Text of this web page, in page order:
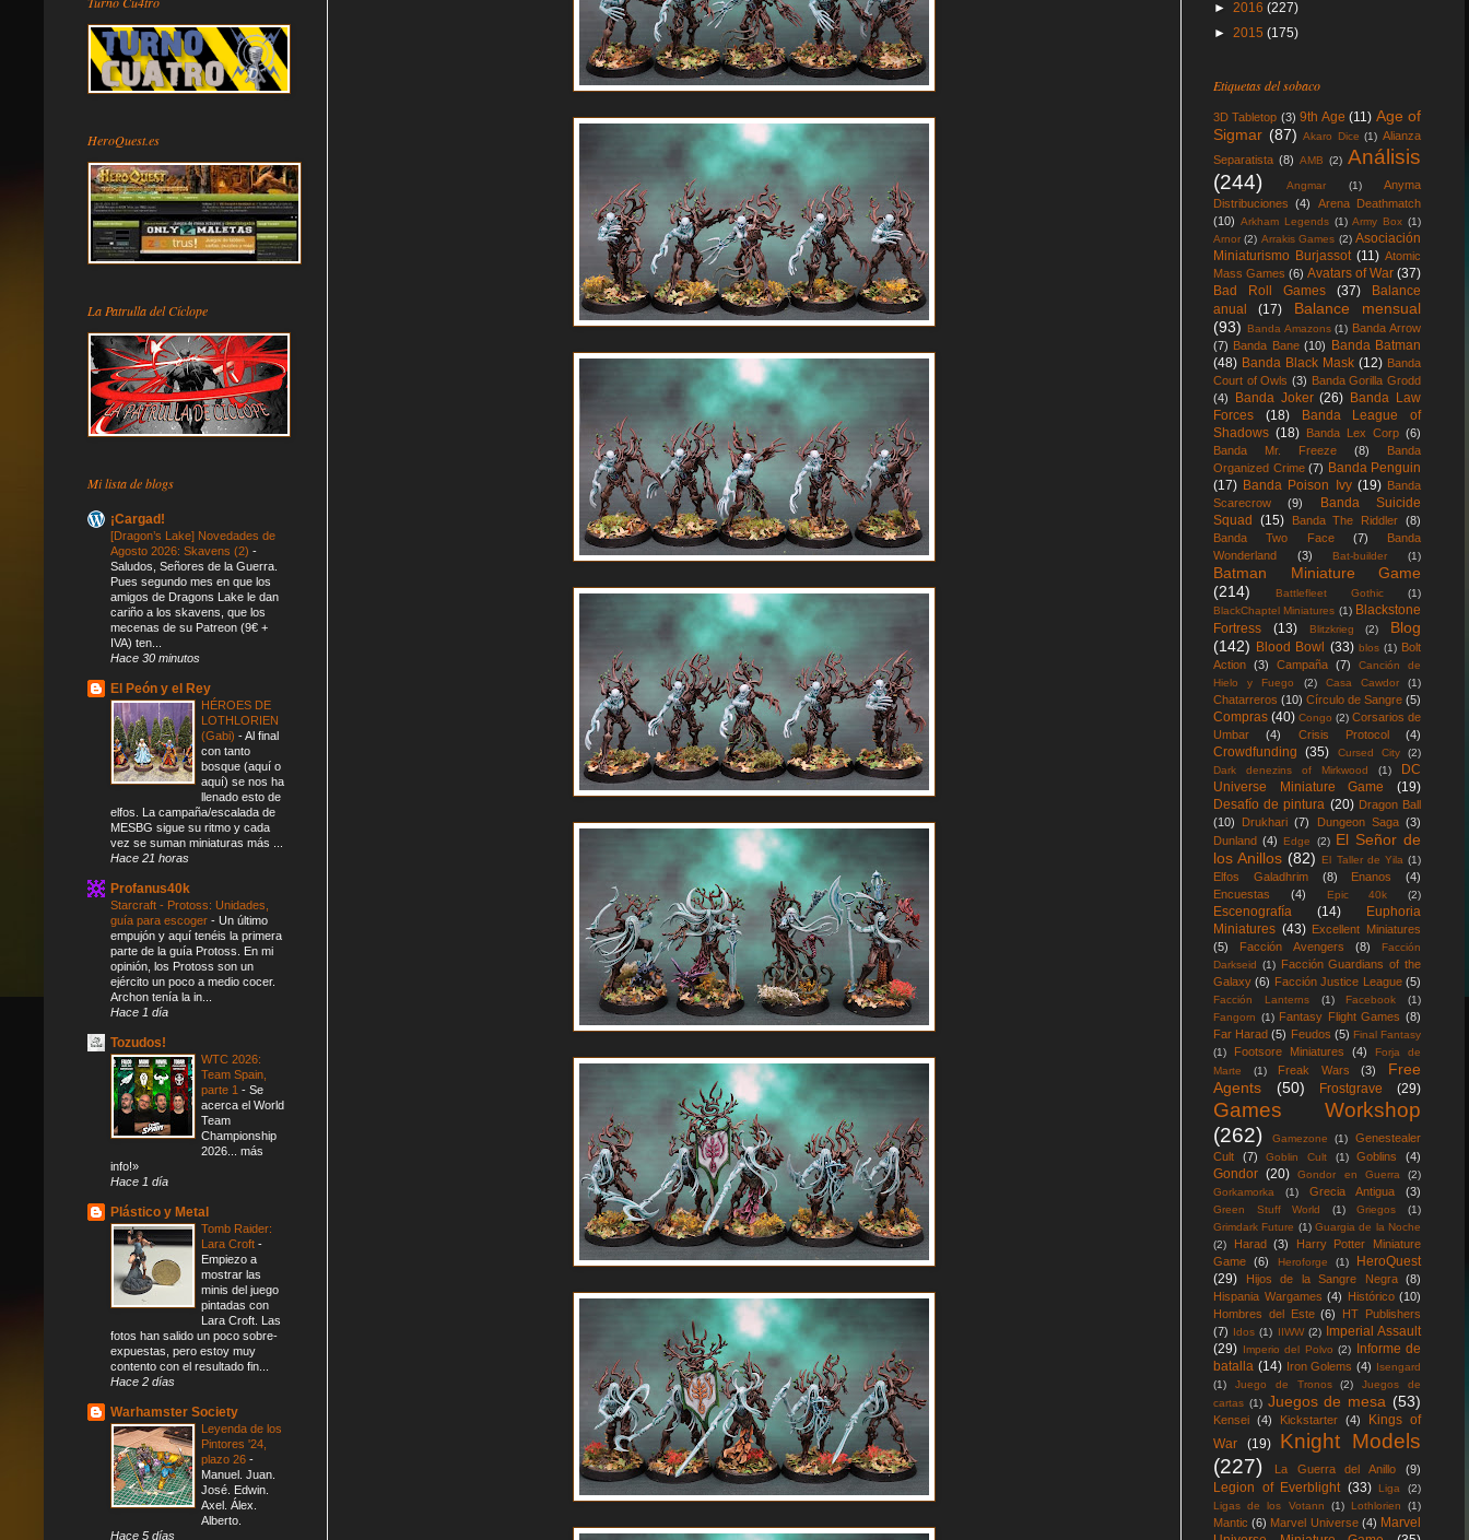
HeroQuest.es
La Patrulla del Cíclope
Mi lista de blogs
¡Cargad!
[Dragon’s Lake] Novedades de
Agosto 2026: Skavens (2) -
Saludos, Señores de la Guerra.
Pues segundo mes en que los
amigos de Dragons Lake le dan
cariño a los skavens, que los
mecenas de su Patreon (9€ +
IVA) ten...
Hace 30 minutos
El Peón y el Rey
HÉROES DE
LOTHLORIEN
(Gabi) -Al final
con tanto
bosque (aquí o
aquí) se nos ha
llenado esto de
elfos. La campaña/escalada de
MESBG sigue su ritmo y cada
vez se suman miniaturas más ...
Hace 21 horas
Profanus40k
Starcraft - Protoss: Unidades,
guía para escoger - Un último
empujón y aquí tenéis la primera
parte de la guía Protoss. En mi
opinión, los Protoss son un
ejército un poco a medio cocer.
Archon tenía la in...
Hace 1 día
Tozudos!
WTC 2026:
Team Spain,
parte 1 - Se
acerca el World
Team
Championship
2026... más
info!»
Hace 1 día
Plástico y Metal
Tomb Raider:
Lara Croft -
Empiezo a
mostrar las
minis del juego
pintadas con
Lara Croft. Las
fotos han salido un poco sobre-
expuestas, pero estoy muy
contento con el resultado fin...
Hace 2 días
Warhamster Society
Leyenda de los
Pintores '24,
plazo 26 -
Manuel. Juan.
José. Edwin.
Axel. Álex.
Alberto.
Hace 5 días
► 2016 (227)
► 2015 (175)
Etiquetas del sobaco
3D Tabletop (3) 9th Age (11) Age of
Sigmar (87) Akaro Dice (1) Alianza
Separatista (8) AMB (2) Análisis
(244)
Angmar (1)
Anyma
Distribuciones
(4)
Arena Deathmatch
(10) Arkham Legends (1) Army Box (1)
Arnor (2) Arrakis Games (2) Asociación
Miniaturismo Burjassot (11) Atomic
Mass Games (6) Avatars of War (37)
Bad Roll Games
(37)
Balance
anual
(17)
Balance mensual
(93)
Banda Amazons (1) Banda Arrow
(7) Banda Bane (10)
Banda Batman
(48) Banda Black Mask (12) Banda
Court of Owls (3) Banda Gorilla Grodd
(4)
Banda Joker (26) Banda Law
Forces
(18)
Banda League of
Shadows (18) Banda Lex Corp (6)
Banda Mr. Freeze
(8)
Banda
Organized Crime (7) Banda Penguin
(17) Banda Poison Ivy (19) Banda
Scarecrow
(9)
Banda Suicide
Squad
(15) Banda The Riddler (8)
Banda Two Face
(7)
Banda
Wonderland
(3) Bat-builder (1)
Batman Miniature Game
(214)
Battlefleet Gothic
(1)
BlackChaptel Miniatures (1) Blackstone
Fortress
(13) Blitzkrieg (2)
Blog
(142) Blood Bowl (33) blos (1) Bolt
Action (3) Campaña (7)
Canción de
Hielo y Fuego
(2) Casa Cawdor (1)
Chatarreros (10) Círculo de Sangre (5)
Compras (40) Congo (2) Corsarios de
Umbar
(4) Crisis Protocol (4)
Crowdfunding (35) Cursed City
(2)
Dark denezins of Mirkwood
(1)
DC
Universe Miniature Game
(19)
Desafío de pintura (20) Dragon Ball
(10)
Drukhari (7) Dungeon Saga (3)
Dunland (4) Edge (2) El Señor de
los Anillos (82) El Taller de Yila (1)
Elfos Galadhrim (8) Enanos
(4)
Encuestas
(4) Epic 40k (2)
Escenografía (14)
Euphoria
Miniatures (43) Excellent Miniatures
(5)
Facción Avengers (8)
Facción
Darkseid (1) Facción Guardians of the
Galaxy (6) Facción Justice League (5)
Facción Lanterns (1) Facebook
(1)
Fangorn (1) Fantasy Flight Games (8)
Far Harad (5) Feudos (5) Final Fantasy
(1)
Footsore Miniatures (4)
Forja de
Marte
(1) Freak Wars (3)
Free
Agents
(50) Frostgrave (29)
Games Workshop
(262)
Gamezone (1)
Genestealer
Cult
(7) Goblin Cult (1) Goblins (4)
Gondor (20) Gondor en Guerra
(2)
Gorkamorka
(1) Grecia Antigua (3)
Green Stuff World (1) Griegos
(1)
Grimdark Future (1) Guargia de la Noche
(2)
Harad (3)
Harry Potter Miniature
Game
(6) Heroforge (1)
HeroQuest
(29)
Hijos de la Sangre Negra
(8)
Hispania Wargames (4) Histórico (10)
Hombres del Este (6)
HT Publishers
(7) Idos (1) IIWW (2)
Imperial Assault
(29) Imperio del Polvo (2)
Informe de
batalla (14) Iron Golems (4) Isengard
(1)
Juego de Tronos (2)
Juegos de
cartas (1) Juegos de mesa (53)
Kensei (4) Kickstarter (4)
Kings of
War
(19)
Knight Models
(227)
La Guerra del Anillo (9)
Legion of Everblight (33) Liga
(2)
Ligas de los Votann
(1) Lothlorien (1)
Mantic (6) Marvel Universe (4) Marvel